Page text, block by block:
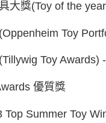
大獎(Toy of the
Toy
Toy Awards)
優質獎
Top Summer Toy